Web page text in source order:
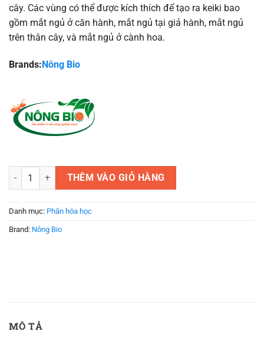
cây. Các vùng có thể được kích thích để tạo ra keiki bao
gồm mắt ngủ ở căn hành, mắt ngủ tại giả hành, mắt ngủ
trên thân cây, và mắt ngủ ở cành hoa.
Brands:Nông Bio
Thuốc kích keiki duy xanh - Chế phẩm kích chồi, kích mầm số lượng
THÊM VÀO GIỎ HÀNG
Danh mục: Phân hóa học
Brand: Nông Bio
MÔ TẢ